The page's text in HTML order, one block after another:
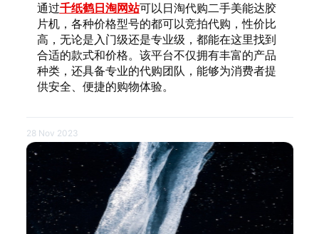
通过千纸鹤日淘网站可以日淘代购二手美能达胶
片机，各种价格型号的都可以竞拍代购，性价比
高，无论是入门级还是专业级，都能在这里找到
合适的款式和价格。该平台不仅拥有丰富的产品
种类，还具备专业的代购团队，能够为消费者提
供安全、便捷的购物体验。
28 Nov 2023